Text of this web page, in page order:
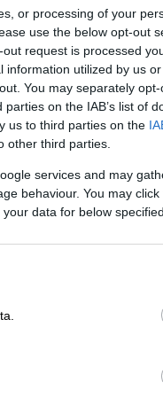
or processing of your
use the below opt-out
request is processed
utilized by us
You may separately
on the IAB’s list of
us to third parties on the
other third parties.
services and may
behaviour. You may
data for below
αποσύρει
περίπου